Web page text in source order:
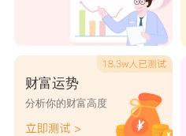
财富运势
分析你的财富高度